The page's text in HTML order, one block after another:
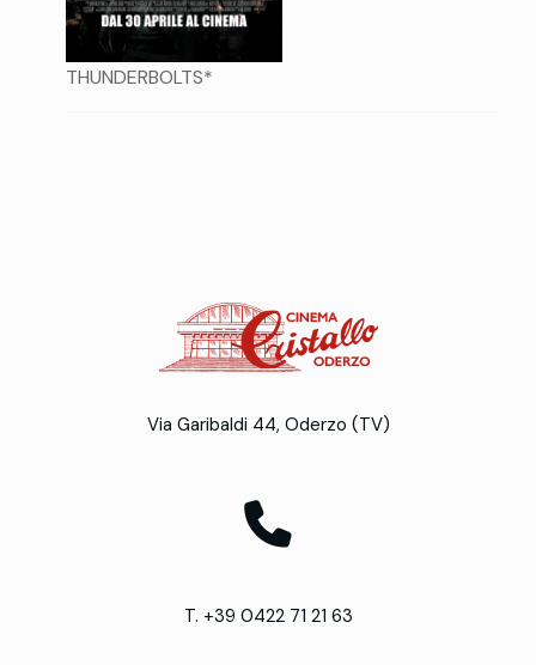
THUNDERBOLTS*
Via Garibaldi 44, Oderzo (TV)
T. +39 0422 71 21 63